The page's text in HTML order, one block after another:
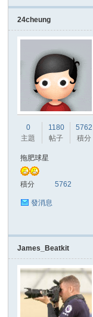
24cheung
0
主題
1180
帖子
5762
積分
拖肥球星
積分 5762
發消息
James_Beatkit